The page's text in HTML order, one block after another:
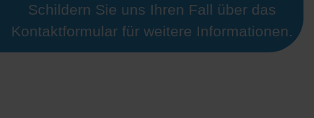
Schildern Sie uns Ihren Fall über das
Kontaktformular für weitere Informationen.